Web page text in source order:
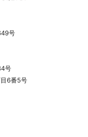
号
号
6番5号